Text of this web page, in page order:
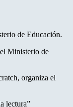
de Educación.
Ministerio de
organiza el
lectura”